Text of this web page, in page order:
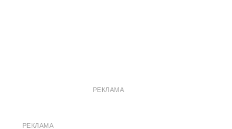
РЕКЛАМА
РЕКЛАМА